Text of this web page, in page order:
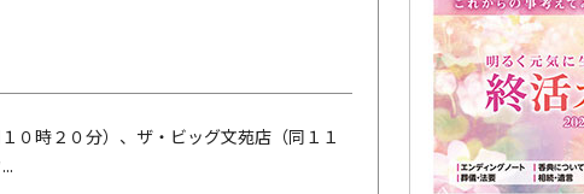
k
k
時２０分）、ザ・ビッグ文苑店（同１１